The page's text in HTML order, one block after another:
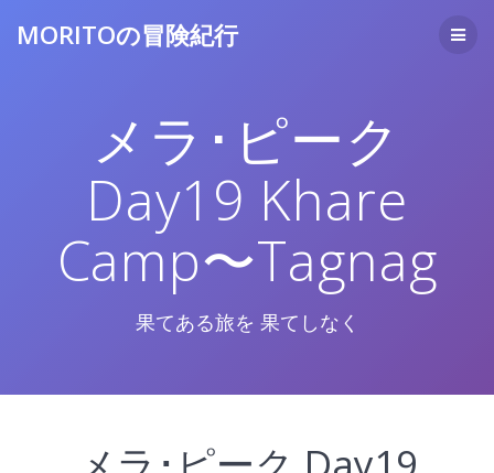
へ
ス
MORITOの冒険紀行
メラ･ピーク
Day19 Khare
Camp〜Tagnag
果てある旅を 果てしなく